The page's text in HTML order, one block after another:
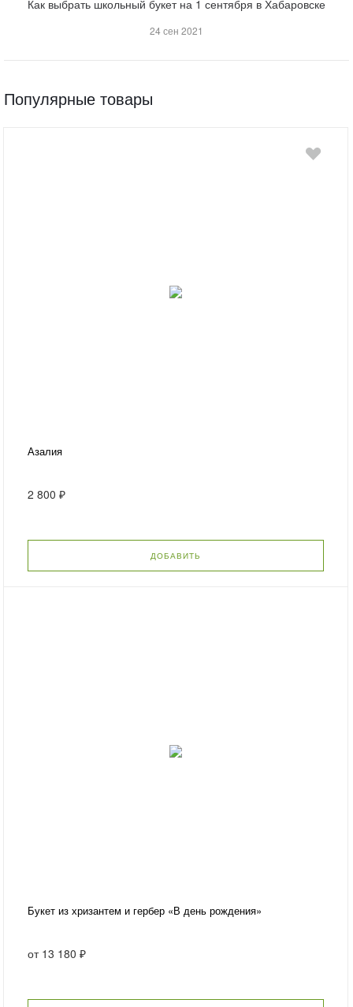
Как выбрать школьный букет на 1 сентября в Хабаровске
24 сен 2021
Популярные товары
Азалия
2 800 ₽
ДОБАВИТЬ
Букет из хризантем и гербер «В день рождения»
от 13 180 ₽